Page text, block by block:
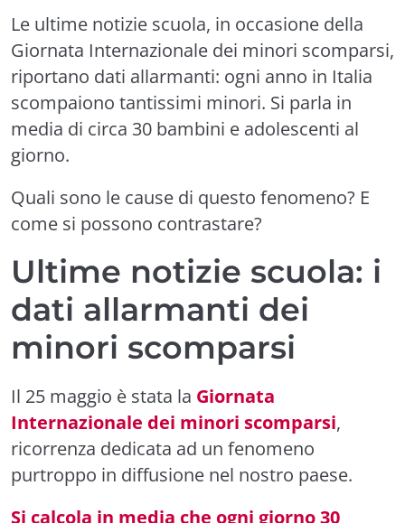
Le ultime notizie scuola, in occasione della
Giornata Internazionale dei minori scomparsi,
riportano dati allarmanti: ogni anno in Italia
scompaiono tantissimi minori. Si parla in
media di circa 30 bambini e adolescenti al
giorno.
Quali sono le cause di questo fenomeno? E
come si possono contrastare?
Ultime notizie scuola: i
dati allarmanti dei
minori scomparsi
Il 25 maggio è stata la Giornata
Internazionale dei minori scomparsi,
ricorrenza dedicata ad un fenomeno
purtroppo in diffusione nel nostro paese.
Si calcola in media che ogni giorno 30